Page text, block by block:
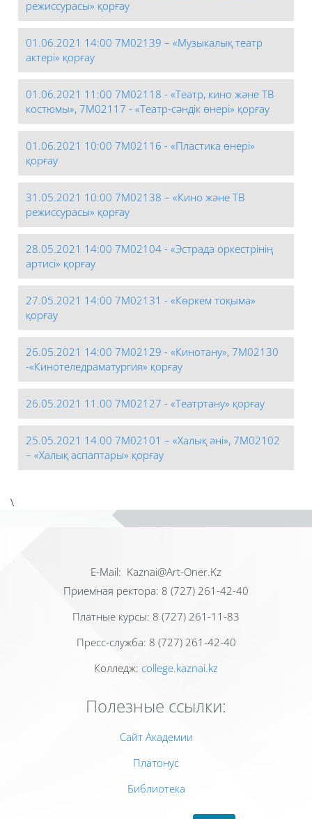
режиссурасы» қорғау
01.06.2021 14:00 7М02139 – «Музыкалық театр
актері» қорғау
01.06.2021 11:00 7М02118 - «Театр, кино және ТВ
костюмы», 7М02117 - «Театр-сәндік өнері» қорғау
01.06.2021 10:00 7М02116 - «Пластика өнері»
қорғау
31.05.2021 10:00 7М02138 – «Кино және ТВ
режиссурасы» қорғау
28.05.2021 14:00 7М02104 - «Эстрада оркестрінің
артисі» қорғау
27.05.2021 14:00 7М02131 - «Көркем тоқыма»
қорғау
26.05.2021 14:00 7М02129 - «Кинотану», 7М02130
-«Кинотеледраматургия» қорғау
26.05.2021 11.00 7М02127 - «Театртану» қорғау
25.05.2021 14.00 7М02101 – «Халық әні», 7М02102
– «Халық аспаптары» қорғау
\
Е-Mail: Kaznai@Art-Oner.Kz
Приемная ректора: 8 (727) 261-42-40
Платные курсы: 8 (727) 261-11-83
Пресс-служба: 8 (727) 261-42-40
Колледж: college.kaznai.kz
Полезные ссылки:
Сайт Академии
Платонус
Библиотека